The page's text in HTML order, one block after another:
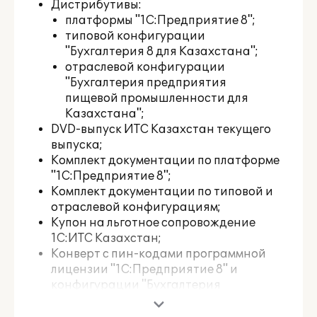
Дистрибутивы:
платформы "1С:Предприятие 8";
типовой конфигурации
"Бухгалтерия 8 для Казахстана";
отраслевой конфигурации
"Бухгалтерия предприятия
пищевой промышленности для
Казахстана";
DVD-выпуск ИТС Казахстан текущего
выпуска;
Комплект документации по платформе
"1С:Предприятие 8";
Комплект документации по типовой и
отраслевой конфигурациям;
Купон на льготное сопровождение
1С:ИТС Казахстан;
Конверт с пин-кодами программной
лицензии "1С:Предприятие 8" и
конфигурации "Бухгалтерия
предприятия пищевой